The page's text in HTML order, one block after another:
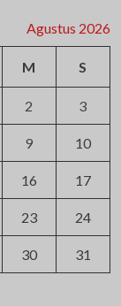
Agustus 2026
M S
2 3
9 10
16 17
23 24
30 31